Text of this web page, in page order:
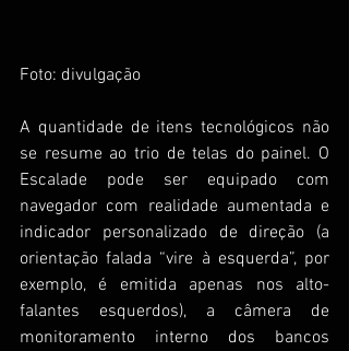
Foto: divulgação
A quantidade de itens tecnológicos não
se resume ao trio de telas do painel. O
Escalade pode ser equipado com
navegador com realidade aumentada e
indicador personalizado de direção (a
orientação falada “vire à esquerda”, por
exemplo, é emitida apenas nos alto-
falantes esquerdos), a câmera de
monitoramento interno dos bancos